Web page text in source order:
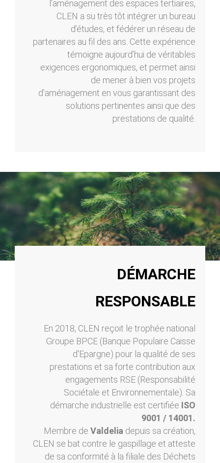
l’aménagement des espaces tertiaires,
CLEN a su très tôt intégrer un bureau
d’études, et fédérer un réseau de
partenaires au fil des ans. Cette expérience
témoigne aujourd’hui de véritables
exigences ergonomiques, et permet ainsi
de mener à bien vos projets
d’aménagement en vous garantissant des
solutions pertinentes ainsi que des
prestations de qualité.
DÉMARCHE
RESPONSABLE
En 2018, CLEN reçoit le trophée national
Groupe BPCE (Banque Populaire Caisse
d'Epargne) pour la qualité de ses
prestations et sa forte contribution aux
engagements RSE (Responsabilité
Sociétale et Environnementale). Sa
démarche industrielle est certifiée ISO
9001 / 14001.
Membre de Valdelia depuis sa création,
CLEN se bat contre le gaspillage et atteste
de sa conformité à la filiale des Déchets